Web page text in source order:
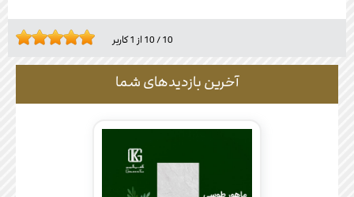
10/10 از 1کاربر
آخرین بازدیدهای شما